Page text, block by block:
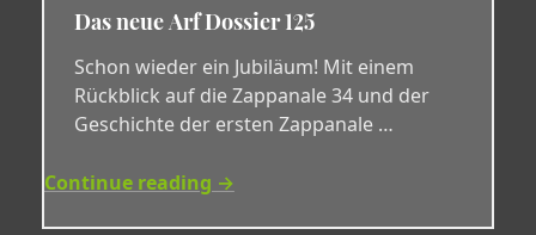
Das neue Arf Dossier 125
Schon wieder ein Jubiläum! Mit einem
Rückblick auf die Zappanale 34 und der
Geschichte der ersten Zappanale …
Continue reading →